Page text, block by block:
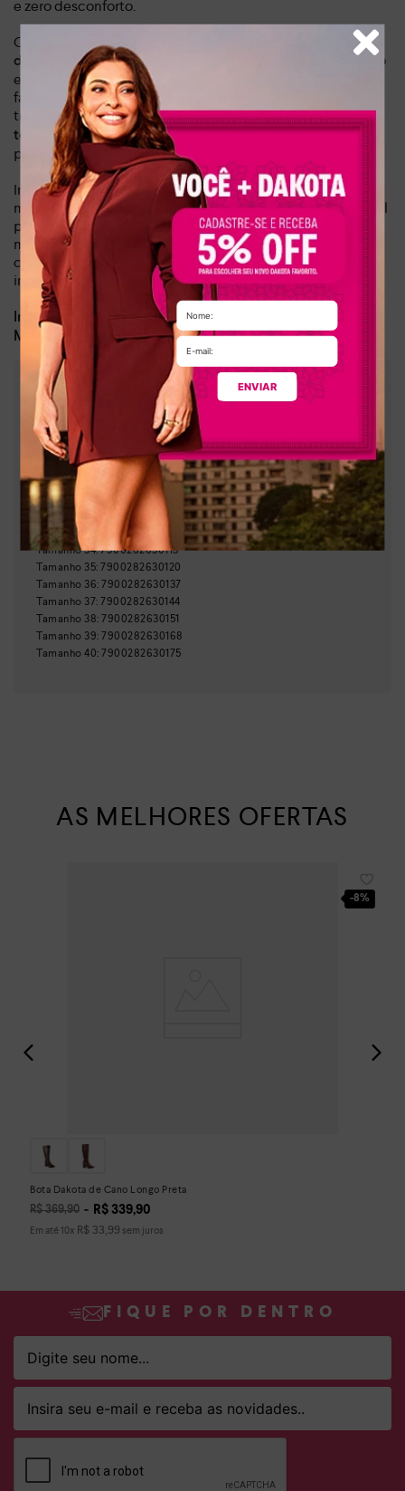
ENVIAR
e zero desconforto.
O charme e a sofisticação da sandália ficam por conta do
detalhe metalizado na tira frontal
. Com um design orgânico
e elegante, essa aplicação de destaque adiciona um toque
fashion e refinado aos seus looks, permitindo que você
transite facilmente do casual ao mais arrumado.A fivela no
tornozelo garante o ajuste perfeitoe a segurança que você
precisa, valorizando sua silhueta com muita leveza.
Invista em um calçado que reflete seu estilo de vida leve e
moderno. A Sandália Dakota Flatform Bege é a solução ideal
para quem busca versatilidade e durabilidade, sem abrir
mão das tendências. Adquira a sua e experimente a
confiança de um look impecável com a qualidade
inconfundível da Dakota.
Indicado para: Dia a dia, lazer
Material: Sintético
Altura do salto 3,00 cm
Cor: Bege
Referência DB571-00002
País de origem: Brasil
Indústria Brasileira
NCM:
GTIN:
Tamanho34:7900282630113
Tamanho 35:7900282630120
Tamanho 36:7900282630137
Tamanho 37:7900282630144
Tamanho 38:7900282630151
Tamanho 39:7900282630168
Tamanho40:7900282630175
AS MELHORES OFERTAS
-8%
Bota Dakota de Cano Longo Preta
R$ 369,90 R$ 339,90
Em até 10x R$ 33,99 sem juros
FIQUE POR DENTRO